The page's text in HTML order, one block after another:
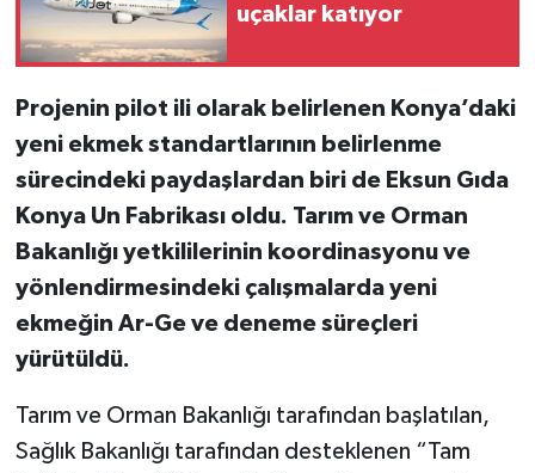
uçaklar katıyor
Projenin pilot ili olarak belirlenen Konya’daki
yeni ekmek standartlarının belirlenme
sürecindeki paydaşlardan biri de Eksun Gıda
Konya Un Fabrikası oldu. Tarım ve Orman
Bakanlığı yetkililerinin koordinasyonu ve
yönlendirmesindeki çalışmalarda yeni
ekmeğin Ar-Ge ve deneme süreçleri
yürütüldü.
Tarım ve Orman Bakanlığı tarafından başlatılan,
Sağlık Bakanlığı tarafından desteklenen “Tam